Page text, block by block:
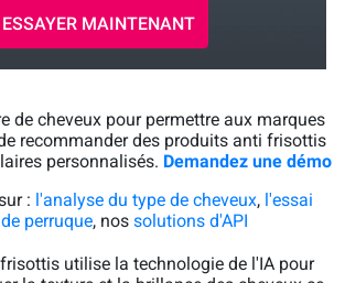
ESSAYER MAINTENANT
de cheveux pour permettre aux marques
recommander des produits anti frisottis
personnalisés. Demandez une démo
: l'analyse du type de cheveux, l'essai
perruque, nos solutions d'API
utilise la technologie de l'IA pour